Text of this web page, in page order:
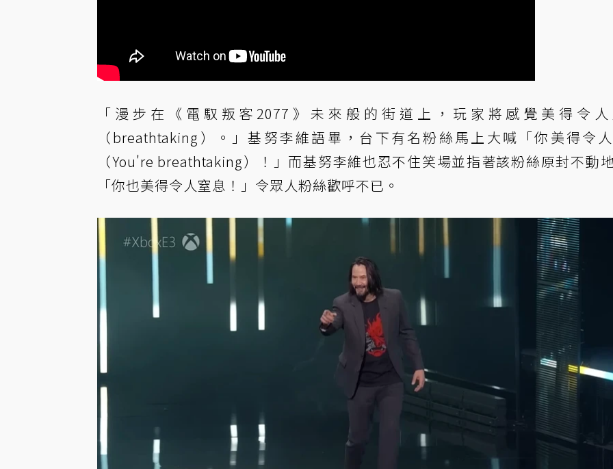
「漫步在《電馭叛客2077》未來般的街道上，玩家將感覺美得令人
（breathtaking）。」基努李維語畢，台下有名粉絲馬上大喊「你美得令
（You're breathtaking）！」而基努李維也忍不住笑場並指著該粉絲原封不動
「你也美得令人窒息！」令眾人粉絲歡呼不已。